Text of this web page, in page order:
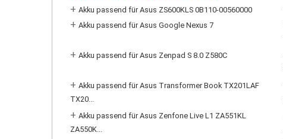
+ Akku passend für Asus ZS600KLS 0B110-00560000
+ Akku passend für Asus Google Nexus 7
+ Akku passend für Asus Zenpad S 8.0 Z580C
+ Akku passend für Asus Transformer Book TX201LAF
TX20...
+ Akku passend für Asus Zenfone Live L1 ZA551KL
ZA550K...